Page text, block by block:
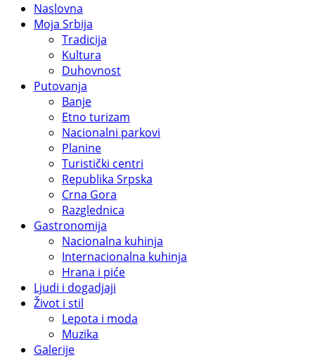
Naslovna
Moja Srbija
Tradicija
Kultura
Duhovnost
Putovanja
Banje
Etno turizam
Nacionalni parkovi
Planine
Turistički centri
Republika Srpska
Crna Gora
Razglednica
Gastronomija
Nacionalna kuhinja
Internacionalna kuhinja
Hrana i piće
Ljudi i dogadjaji
Život i stil
Lepota i moda
Muzika
Galerije